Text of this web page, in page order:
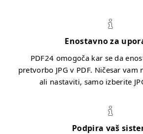
Enostavno za
PDF24 omogoča kar se da
pretvorbo JPG v PDF. Ničesar
ali nastaviti, samo izberite
Podpira vaš